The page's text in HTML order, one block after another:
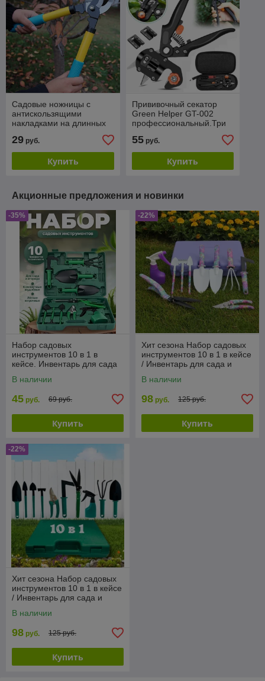
Садовые ножницы с
антискользящими
накладками на длинных
и деревьев
29 руб.
Купить
Прививочный секатор
Green Helper GT-002
профессиональный.Три
55руб.
Купить
Акционные предложения и новинки
-35%
Набор садовых
инструментов 10 в 1 в
кейсе. Инвентарь для сада
В наличии
45 руб. 69 руб.
Купить
-22%
Хит сезона Набор садовых
инструментов 10 в 1 в кейсе
/ Инвентарь для сада и
Садовые
В наличии
98 руб. 125 руб.
Купить
-22%
Хит сезона Набор садовых
инструментов 10 в 1 в кейсе
/ Инвентарь для сада и
Садовые
В наличии
98 руб. 125 руб.
Купить